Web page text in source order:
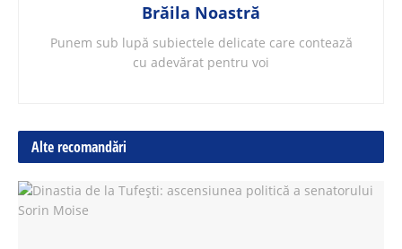
Brăila Noastră
Punem sub lupă subiectele delicate care contează
cu adevărat pentru voi
Alte recomandări